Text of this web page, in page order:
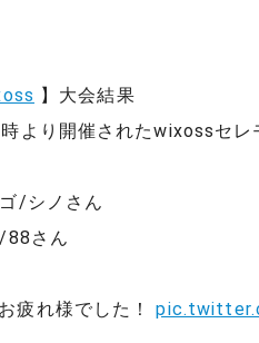
】大会結果
より開催されたwixossセ
/シノさん
88さん
疲れ様でした！